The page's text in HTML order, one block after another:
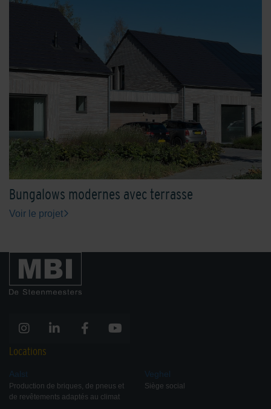
Bungalows modernes avec terrasse
Voir le projet
Locations
Aalst
Production de briques, de pneus et
de revêtements adaptés au climat
Veghel
Siège social